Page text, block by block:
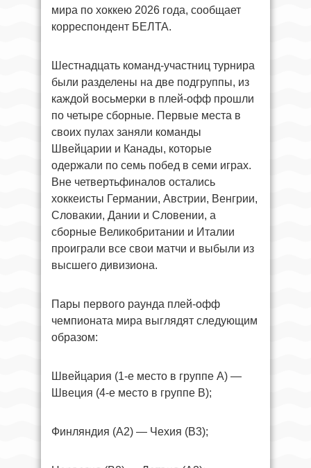
мира по хоккею 2026 года, сообщает
корреспондент БЕЛТА.
Шестнадцать команд-участниц турнира
были разделены на две подгруппы, из
каждой восьмерки в плей-офф прошли
по четыре сборные. Первые места в
своих пулах заняли команды
Швейцарии и Канады, которые
одержали по семь побед в семи играх.
Вне четвертьфиналов остались
хоккеисты Германии, Австрии, Венгрии,
Словакии, Дании и Словении, а
сборные Великобритании и Италии
проиграли все свои матчи и выбыли из
высшего дивизиона.
Пары первого раунда плей-офф
чемпионата мира выглядят следующим
образом:
Швейцария (1-е место в группе А) —
Швеция (4-е место в группе В);
Финляндия (А2) — Чехия (В3);